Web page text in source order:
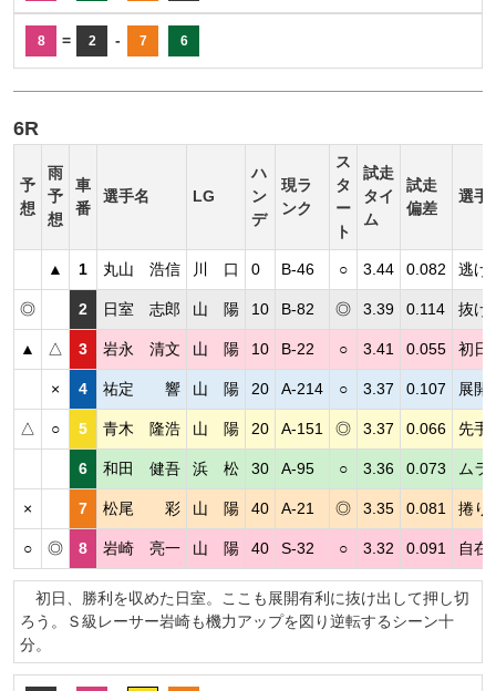
8 = 2 - 7 6
6R
予
想
雨
予
想
車
番
選手名 LG
ハ
ン
デ
現ラ
ンク
ス
タ
ー
ト
試走
タイ
ム
試走
偏差
選手
▲ 1 丸山 浩信 川 口 0 B-46 ○ 3.44 0.082 逃げ
◎ 2 日室 志郎 山 陽 10 B-82 ◎ 3.39 0.114 抜け
▲ △ 3 岩永 清文 山 陽 10 B-22 ○ 3.41 0.055 初日
× 4 祐定 響 山 陽 20 A-214 ○ 3.37 0.107 展開
△ ○ 5 青木 隆浩 山 陽 20 A-151 ◎ 3.37 0.066 先手
6 和田 健吾 浜 松 30 A-95 ○ 3.36 0.073 ムラ
× 7 松尾 彩 山 陽 40 A-21 ◎ 3.35 0.081 捲り
○ ◎ 8 岩崎 亮一 山 陽 40 S-32 ○ 3.32 0.091 自在
初日、勝利を収めた日室。ここも展開有利に抜け出して押し切
ろう。Ｓ級レーサー岩崎も機力アップを図り逆転するシーン十
分。